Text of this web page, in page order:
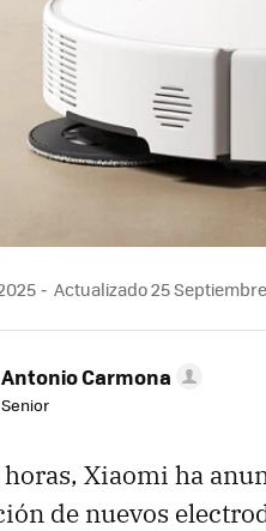
Actualizado 25 Septiembre
Carmona
horas, Xiaomi ha
de nuevos